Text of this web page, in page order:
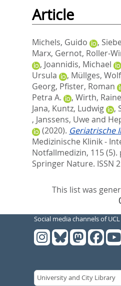
Article
Michels, Guido ,
Marx, Gernot, Roller-
, Joannidis, Michael
Ursula
, Müllges,
Georg, Pfister, Roman
Petra A.
, Wirth,
Jana, Kuntz, Ludwig ,
, Janssens, Uwe and
(2020). Geriatrische
Medizinische Klinik -
Notfallmedizin, 115 (5).
Springer Nature. ISSN
This list was
Social media channels of UCL